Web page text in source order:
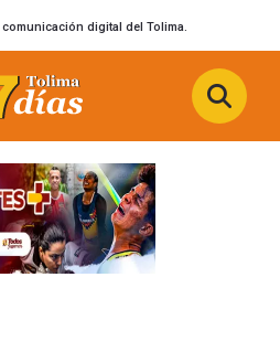
digital del Tolima.